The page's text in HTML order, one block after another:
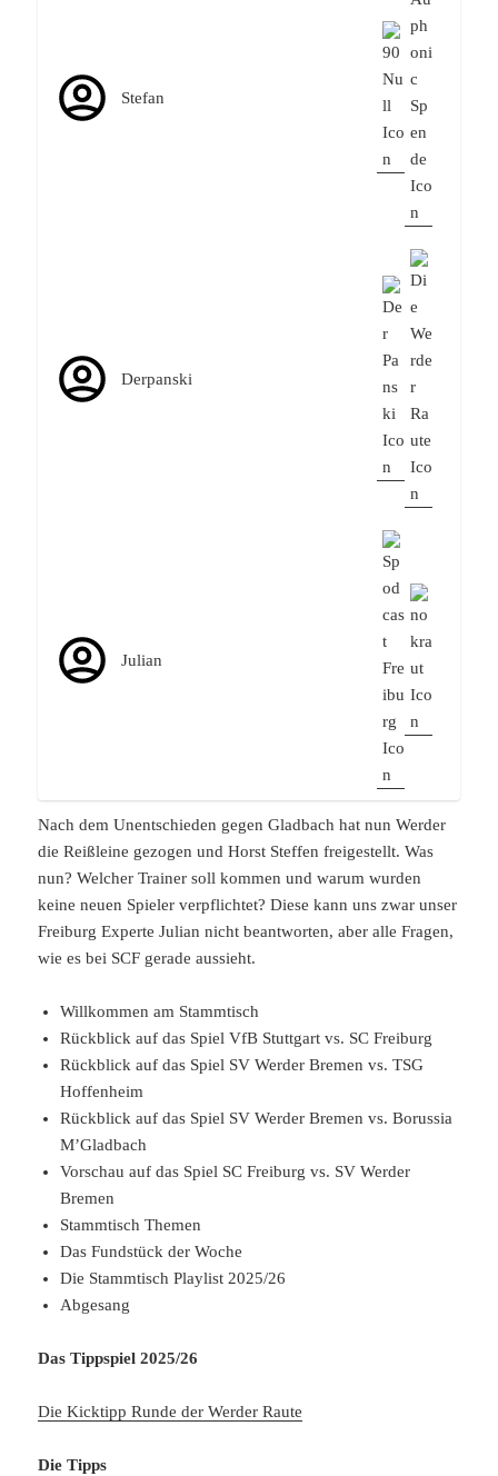
Stefan
Derpanski
Julian
Nach dem Unentschieden gegen Gladbach hat nun Werder
die Reißleine gezogen und Horst Steffen freigestellt. Was
nun? Welcher Trainer soll kommen und warum wurden
keine neuen Spieler verpflichtet? Diese kann uns zwar unser
Freiburg Experte Julian nicht beantworten, aber alle Fragen,
wie es bei SCF gerade aussieht.
Willkommen am Stammtisch
Rückblick auf das Spiel VfB Stuttgart vs. SC Freiburg
Rückblick auf das Spiel SV Werder Bremen vs. TSG
Hoffenheim
Rückblick auf das Spiel SV Werder Bremen vs. Borussia
M’Gladbach
Vorschau auf das Spiel SC Freiburg vs. SV Werder
Bremen
Stammtisch Themen
Das Fundstück der Woche
Die Stammtisch Playlist 2025/26
Abgesang
Das Tippspiel 2025/26
Die Kicktipp Runde der Werder Raute
Die Tipps